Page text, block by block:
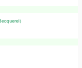
）